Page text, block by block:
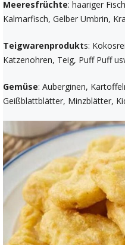
Meeresfrüchte: haariger
Kalmarfisch, Gelber Umbrin,
Teigwarenprodukts:
Katzenohren, Teig, Puff Puff
Gemüse: Auberginen,
Geißblattblätter, Minzblätter,